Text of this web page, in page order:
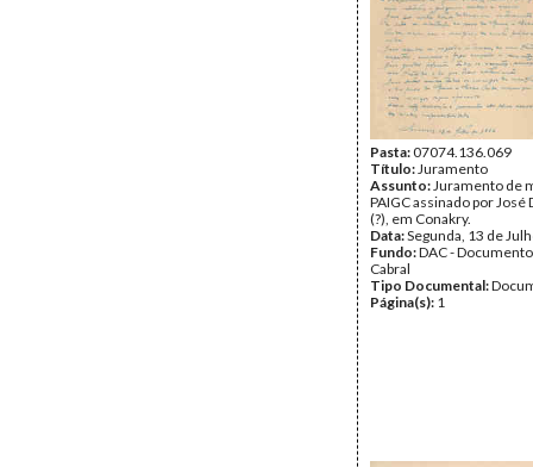
Pasta:07074.136.069
Título:Juramento
Assunto:Juramento de
PAIGC assinado por José
(?), em Conakry.
Data:Segunda, 13 de
Fundo:DAC -
Cabral
Tipo Documental:
Página(s): 1